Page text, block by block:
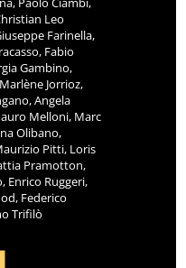
Leo
Farinella,
Fabio
Gambino,
Jorrioz,
Angela
Melloni, Marc
Olibano,
Pitti, Loris
Pramotton,
Enrico Ruggeri,
Federico
Trifilò